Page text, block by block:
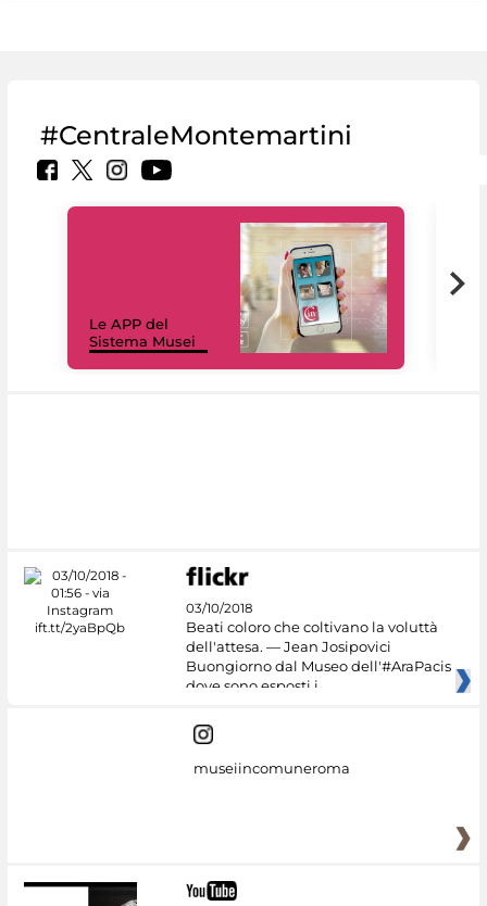
#CentraleMontemartini
Le APP del
Sistema Musei
03/10/2018
Beati coloro che coltivano la voluttà
dell'attesa. — Jean Josipovici
Buongiorno dal Museo dell'#AraPacis
dove sono esposti i
museiincomuneroma